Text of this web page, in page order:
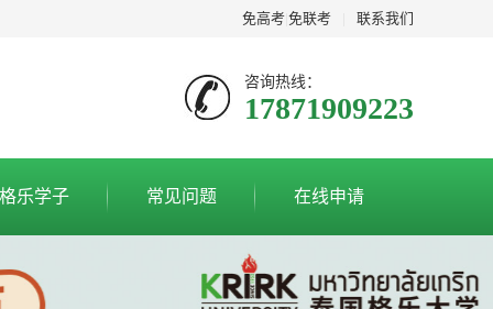
免高考 免联考 联系我们
咨询热线：
17871909223
格乐学子 常见问题 在线申请